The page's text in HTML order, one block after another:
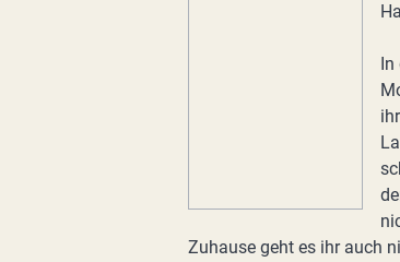
In
Zuhause geht es ihr auch